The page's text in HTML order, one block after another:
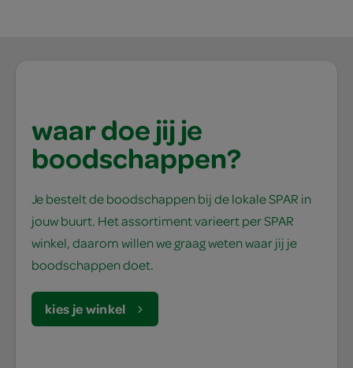
waar doe jij je
boodschappen?
Je bestelt de boodschappen bij de lokale SPAR in
jouw buurt. Het assortiment varieert per SPAR
winkel, daarom willen we graag weten waar jij je
boodschappen doet.
kies je winkel